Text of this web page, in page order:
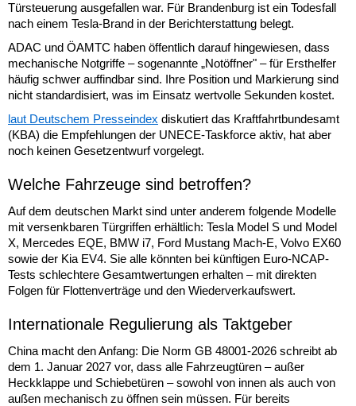
Türsteuerung ausgefallen war. Für Brandenburg ist ein Todesfall
nach einem Tesla-Brand in der Berichterstattung belegt.
ADAC und ÖAMTC haben öffentlich darauf hingewiesen, dass
mechanische Notgriffe – sogenannte „Notöffner" – für Ersthelfer
häufig schwer auffindbar sind. Ihre Position und Markierung sind
nicht standardisiert, was im Einsatz wertvolle Sekunden kostet.
laut Deutschem Presseindex diskutiert das Kraftfahrtbundesamt
(KBA) die Empfehlungen der UNECE-Taskforce aktiv, hat aber
noch keinen Gesetzentwurf vorgelegt.
Welche Fahrzeuge sind betroffen?
Auf dem deutschen Markt sind unter anderem folgende Modelle
mit versenkbaren Türgriffen erhältlich: Tesla Model S und Model
X, Mercedes EQE, BMW i7, Ford Mustang Mach-E, Volvo EX60
sowie der Kia EV4. Sie alle könnten bei künftigen Euro-NCAP-
Tests schlechtere Gesamtwertungen erhalten – mit direkten
Folgen für Flottenverträge und den Wiederverkaufswert.
Internationale Regulierung als Taktgeber
China macht den Anfang: Die Norm GB 48001-2026 schreibt ab
dem 1. Januar 2027 vor, dass alle Fahrzeugtüren – außer
Heckklappe und Schiebetüren – sowohl von innen als auch von
außen mechanisch zu öffnen sein müssen. Für bereits